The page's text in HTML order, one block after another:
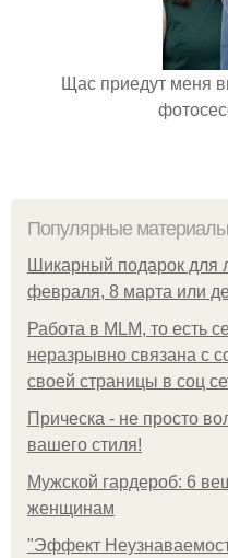
Щас приедут меня
Популярные материалы
Шикарный подарок для
февраля, 8 марта или
Работа в MLM, то есть
неразрывно связана с
своей страницы в соц
Прическа - не просто
вашего стиля!
Мужской гардероб: 6
женщинам
"Эффект